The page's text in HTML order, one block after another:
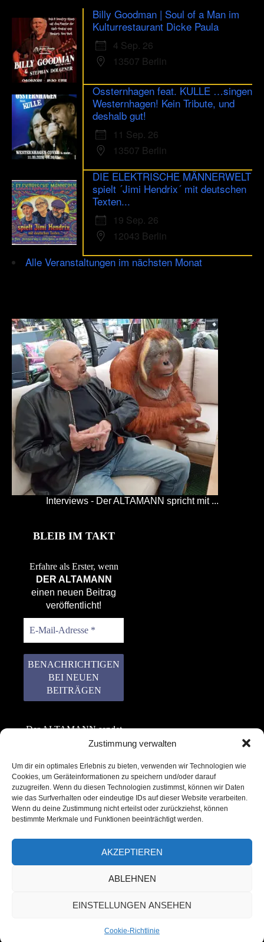
Zustimmung verwalten
Um dir ein optimales Erlebnis zu bieten, verwenden wir Technologien wie
Cookies, um Geräteinformationen zu speichern und/oder darauf
zuzugreifen. Wenn du diesen Technologien zustimmst, können wir Daten
wie das Surfverhalten oder eindeutige IDs auf dieser Website verarbeiten.
Wenn du deine Zustimmung nicht erteilst oder zurückziehst, können
bestimmte Merkmale und Funktionen beeinträchtigt werden.
AKZEPTIEREN
ABLEHNEN
EINSTELLUNGEN ANSEHEN
Cookie-Richtlinie
Billy Goodman | Soul of a Man im
Kulturrestaurant Dicke Paula
4 Sep. 26
13507 Berlin
Ossternhagen feat. KULLE …singen
Westernhagen! Kein Tribute, und
deshalb gut!
11 Sep. 26
13507 Berlin
DIE ELEKTRISCHE MÄNNERWELT
spielt ´Jimi Hendrix´ mit deutschen
Texten...
19 Sep. 26
12043 Berlin
Alle Veranstaltungen im nächsten Monat
Interviews - Der ALTAMANN spricht mit ...
BLEIB IM TAKT
Erfahre als Erster, wenn
DER ALTAMANN
einen neuen Beitrag
veröffentlicht!
Der ALTAMANN sendet
keinen Spam! Er gibt
weiter. Erfahre mehr in
unserer
Datenschutzerklärung.
Copyright © 2022 – 2025 | ALTAMANN.com